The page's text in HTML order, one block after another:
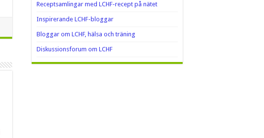
Receptsamlingar med LCHF-recept på nätet
Inspirerande LCHF-bloggar
Bloggar om LCHF, hälsa och träning
Diskussionsforum om LCHF